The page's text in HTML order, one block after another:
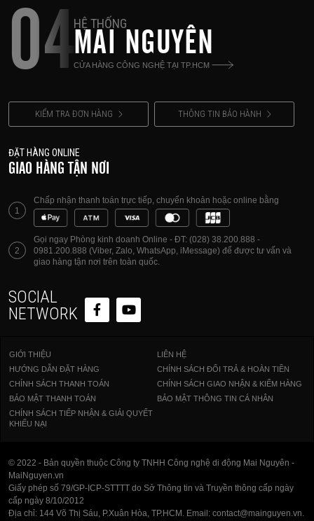
04HỆ THỐNG
MAI NGUYÊN
CỬA HÀNG CÔNG NGHỆ TẠI TP.HCM
KIỂM TRA ĐƠN HÀNG THÔNG TIN BẢO HÀNH
ĐẶT HÀNG ONLINE
GIAO HÀNG TẬN NƠI
1
Chấp nhận thanh toán trực tiếp, chuyển khoản hoặc online bằng
2
Gọi ngay Phòng kinh doanh Online - ĐT: (028) 38.200.888 -
0981.200.888 (Viber, Zalo, WhatsApp, iMessage) để được tư vấn và
giao hàng tận nơi trên toàn quốc.
SOCIAL
NETWORK
GIỚI THIỆU
LIÊN HỆ
HƯỚNG DẪN ĐẶT HÀNG
CHÍNH SÁCH ĐỔI TRẢ & HOÀN TIỀN
CHÍNH SÁCH THANH TOÁN
CHÍNH SÁCH GIAO NHẬN & KIỂM HÀNG
BẢO MẬT THANH TOÁN
BẢO MẬT THÔNG TIN CÁ NHÂN
CHÍNH SÁCH TIẾP NHẬN & GIẢI QUYẾT
KHIẾU NẠI
© 2022 - Bản quyền thuộc Công ty TNHH Công nghệ di động Mai Nguyên -
MaiNguyen.vn
Giấy phép số 79/GP-ICP-STTTT do Sở Thông tin và Truyền thông cấp ngày
cấp ngày 8/10/2012
Địa chỉ: 144 Võ Thị Sáu, P.Xuân Hòa, TP.HCM. Email: contact@mainguyen.vn.